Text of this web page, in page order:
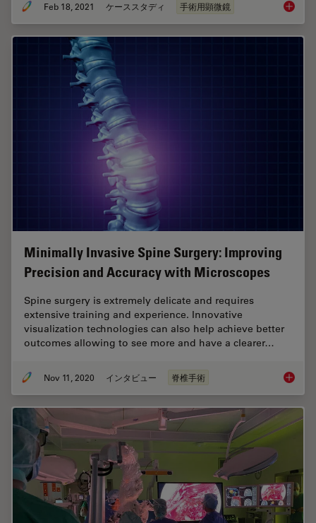
Feb 18, 2021 ケーススタディ 手術用顕微鏡
Minimally Invasive Spine Surgery: Improving
Precision and Accuracy with Microscopes
Spine surgery is extremely delicate and requires
extensive training and experience. Innovative
visualization technologies can also help achieve better
outcomes allowing to see more and have a clearer…
Nov 11, 2020 インタビュー 脊椎手術